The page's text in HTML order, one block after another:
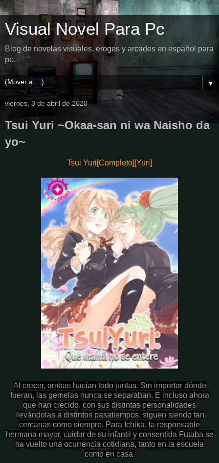
Visual Novel Para Pc
Blog de novelas visuales, eroges y arcades en español para
pc.
▼
viernes, 3 de abril de 2020
Tsui Yuri ~Okaa-san ni wa Naisho da
yo~
Tsui Yuri[Completo][Yuri]
Al crecer, ambas hacían todo juntas. Sin importar dónde
fueran, las gemelas nunca se separaban. E incluso ahora
que han crecido, con sus distintas personalidades
llevándolas a distintos pasatiempos, siguen siendo tan
cercanas como siempre. Para Ichika, la responsable
hermana mayor, cuidar de su infantil y consentida Futaba se
ha vuelto una ocurrencia cotidiana, tanto en la escuela
como en casa.